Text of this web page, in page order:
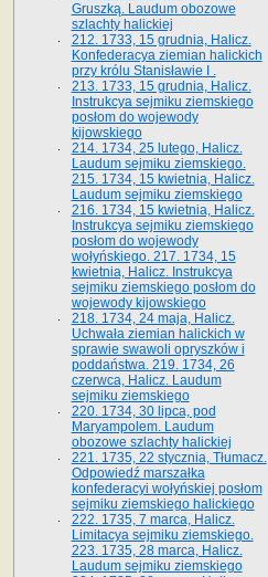
Gruszką. Laudum obozowe
szlachty halickiej
212. 1733, 15 grudnia, Halicz.
Konfederacya ziemian halickich
przy królu Stanisławie I .
213. 1733, 15 grudnia, Halicz.
Instrukcya sejmiku ziemskiego
posłom do wojewody
kijowskiego
214. 1734, 25 lutego, Halicz.
Laudum sejmiku ziemskiego.
215. 1734, 15 kwietnia, Halicz.
Laudum sejmiku ziemskiego
216. 1734, 15 kwietnia, Halicz.
Instrukcya sejmiku ziemskiego
posłom do wojewody
wołyńskiego. 217. 1734, 15
kwietnia, Halicz. Instrukcya
sejmiku ziemskiego posłom do
wojewody kijowskiego
218. 1734, 24 maja, Halicz.
Uchwała ziemian halickich w
sprawie swawoli opryszków i
poddaństwa. 219. 1734, 26
czerwca, Halicz. Laudum
sejmiku ziemskiego
220. 1734, 30 lipca, pod
Maryampolem. Laudum
obozowe szlachty halickiej
221. 1735, 22 stycznia, Tłumacz.
Odpowiedź marszałka
konfederacyi wołyńskiej posłom
sejmiku ziemskiego halickiego
222. 1735, 7 marca, Halicz.
Limitacya sejmiku ziemskiego.
223. 1735, 28 marca, Halicz.
Laudum sejmiku ziemskiego